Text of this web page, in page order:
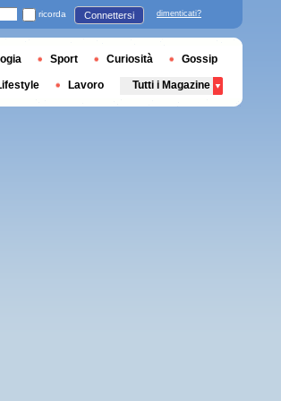
ricorda Connettersi dimenticati?
Sport Curiosità Gossip
Lavoro Tutti i Magazine